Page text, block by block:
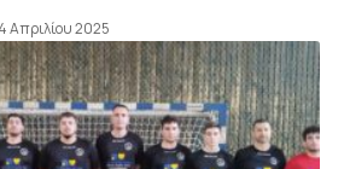
Απριλίου 2025